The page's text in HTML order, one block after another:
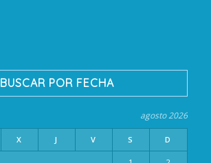
BUSCAR POR FECHA
agosto 2026
X J V S D